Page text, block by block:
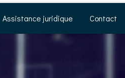
Assistance juridique Contact